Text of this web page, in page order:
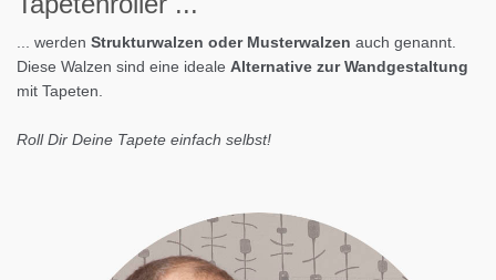
... werden Strukturwalzen oder Musterwalzen auch genannt.
Diese Walzen sind eine ideale Alternative zur Wandgestaltung
mit Tapeten.
Roll Dir Deine Tapete einfach selbst!